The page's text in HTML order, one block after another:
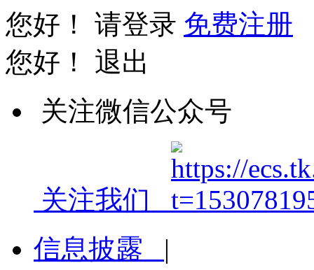
您好！ 请登录 免费注册
您好！ 退出
关注微信公众号
关注我们
信息披露 |